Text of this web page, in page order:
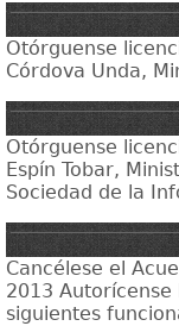
Otórguense
Córdova Unda,
Otórguense
Espín Tobar,
Sociedad de la
Cancélese el
2013
siguientes